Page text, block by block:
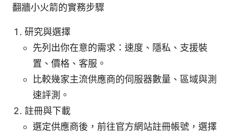
翻牆小火箭的實務步驟
研究與選擇
先列出你在意的需求：速度、隱私、支援裝
置、價格、客服。
比較幾家主流供應商的伺服器數量、區域與測
速評測。
註冊與下載
選定供應商後，前往官方網站註冊帳號，選擇